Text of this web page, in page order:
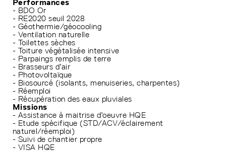
Performances
- BDO Or
- RE2020 seuil 2028
- Géothermie/géocooling
- Ventilation naturelle
- Toilettes sèches
- Toiture végétalisée intensive
- Parpaings remplis de terre
- Brasseurs d’air
- Photovoltaïque
- Biosourcé (isolants, menuiseries, charpentes)
- Réemploi
- Récupération des eaux pluviales
Missions
- Assistance à maitrise d’oeuvre HQE
- Etude spécifique (STD/ACV/éclairement
naturel/réemploi)
- Suivi de chantier propre
- VISA HQE